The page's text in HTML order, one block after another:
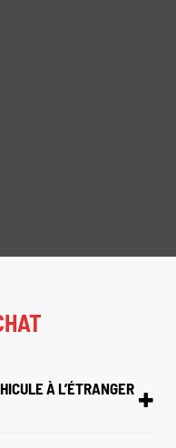
À L’ÉTRANGER